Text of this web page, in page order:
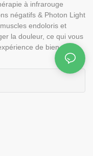
à infrarouge
négatifs & Photon Light
endoloris et
la douleur, ce qui vous
de bien-être.